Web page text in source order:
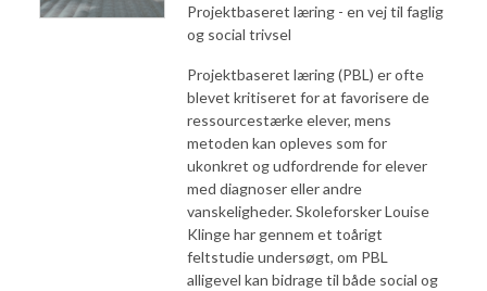
Projektbaseret læring - en vej til faglig
og social trivsel
Projektbaseret læring (PBL) er ofte
blevet kritiseret for at favorisere de
ressourcestærke elever, mens
metoden kan opleves som for
ukonkret og udfordrende for elever
med diagnoser eller andre
vanskeligheder. Skoleforsker Louise
Klinge har gennem et toårigt
feltstudie undersøgt, om PBL
alligevel kan bidrage til både social og